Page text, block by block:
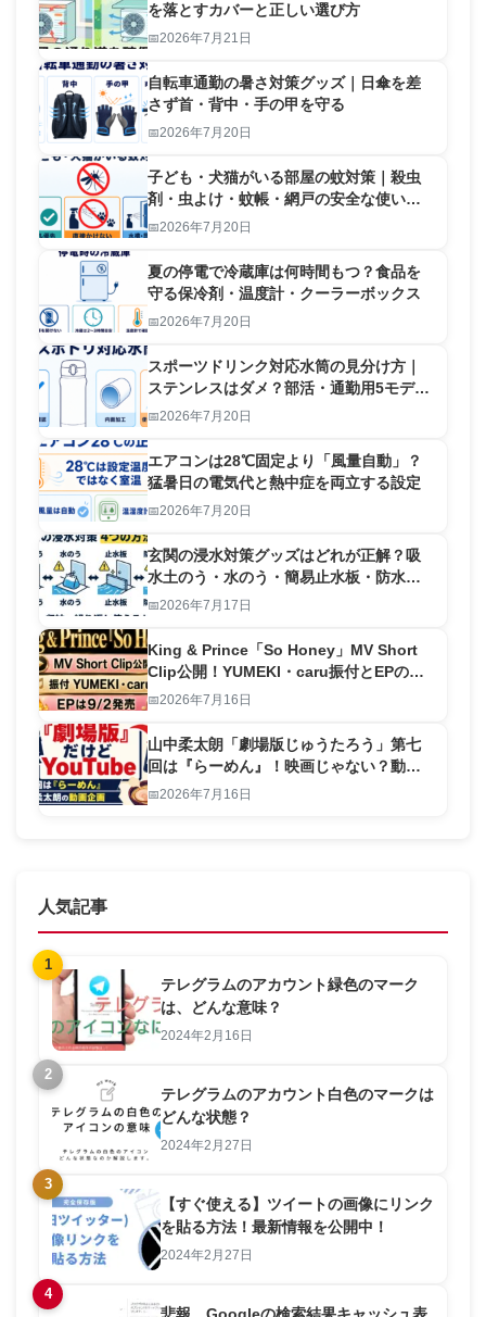
を落とすカバーと正しい選び方
2026年7月21日
自転車通勤の暑さ対策グッズ｜日傘を差
さず首・背中・手の甲を守る
2026年7月20日
子ども・犬猫がいる部屋の蚊対策｜殺虫
剤・虫よけ・蚊帳・網戸の安全な使い分
け2026年7月20日
夏の停電で冷蔵庫は何時間もつ？食品を
守る保冷剤・温度計・クーラーボックス
2026年7月20日
スポーツドリンク対応水筒の見分け方｜
ステンレスはダメ？部活・通勤用5モデル
比較
2026年7月20日
エアコンは28℃固定より「風量自動」？
猛暑日の電気代と熱中症を両立する設定
2026年7月20日
玄関の浸水対策グッズはどれが正解？吸
水土のう・水のう・簡易止水板・防水テ
ープを比較
2026年7月17日
King & Prince「So Honey」MV Short
Clip公開！YUMEKI・caru振付とEPの見
どころ
2026年7月16日
山中柔太朗「劇場版じゅうたろう」第七
回は『らーめん』！映画じゃない？動画
の見どころ
2026年7月16日
人気記事
1
テレグラムのアカウント緑色のマーク
は、どんな意味？
2024年2月16日
2
テレグラムのアカウント白色のマークは
どんな状態？
2024年2月27日
3
【すぐ使える】ツイートの画像にリンク
を貼る方法！最新情報を公開中！
2024年2月27日
4
悲報 Googleの検索結果キャッシュ表